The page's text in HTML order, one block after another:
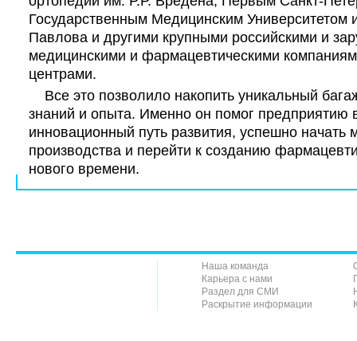
Государственным Медицинским Университетом
Павлова и другими крупными российскими и
медицинскими и фармацевтическими
центрами.
Все это позволило накопить уникальный
знаний и опыта. Именно он помог предприятию
инновационный путь развития, успешно начать
производства и перейти к созданию
нового времени.
Наша команда
Карьера с нами
Раздел для СМИ
Раскрытие информации